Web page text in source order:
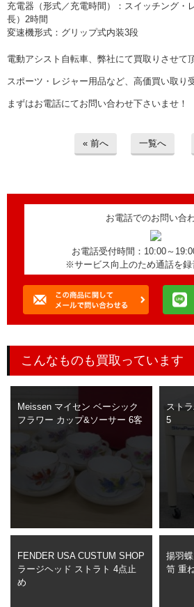
充電器（形式／充電時間）：スイッチング・
長）2時間
変速機形式：グリップ式内装3段
電動アシスト自転車、弊社にて買取りさせて
スポーツ・レジャー用品など、高価買い取り
まずはお電話にてお問い合わせ下さいませ！
« 前へ 一覧へ
お電話でのお問い合
お電話受付時間：10:00～
※サービス向上のため通話を録
こんなものも買取っています
Meissen マイセン ベーシック
フラワー カップ&ソーサー 6客
スト
5
FENDER USA CUSTUM SHOP
ラージヘッド ストラト 4点止
め
揚羽
笥 重